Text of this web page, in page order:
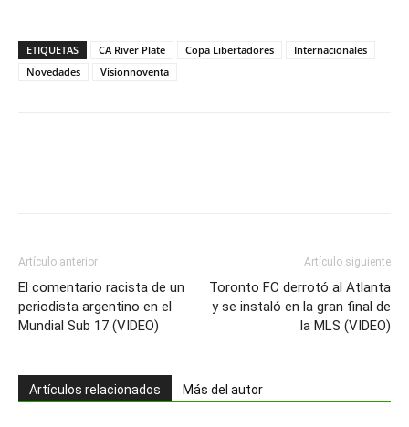
ETIQUETAS CA River Plate Copa Libertadores
Internacionales
Novedades
Visionnoventa
Artículo anterior
El comentario racista de un
periodista argentino en el
Mundial Sub 17 (VIDEO)
Artículo siguiente
Toronto FC derrotó al Atlanta
y se instaló en la gran final de
la MLS (VIDEO)
Artículos relacionados Más del autor